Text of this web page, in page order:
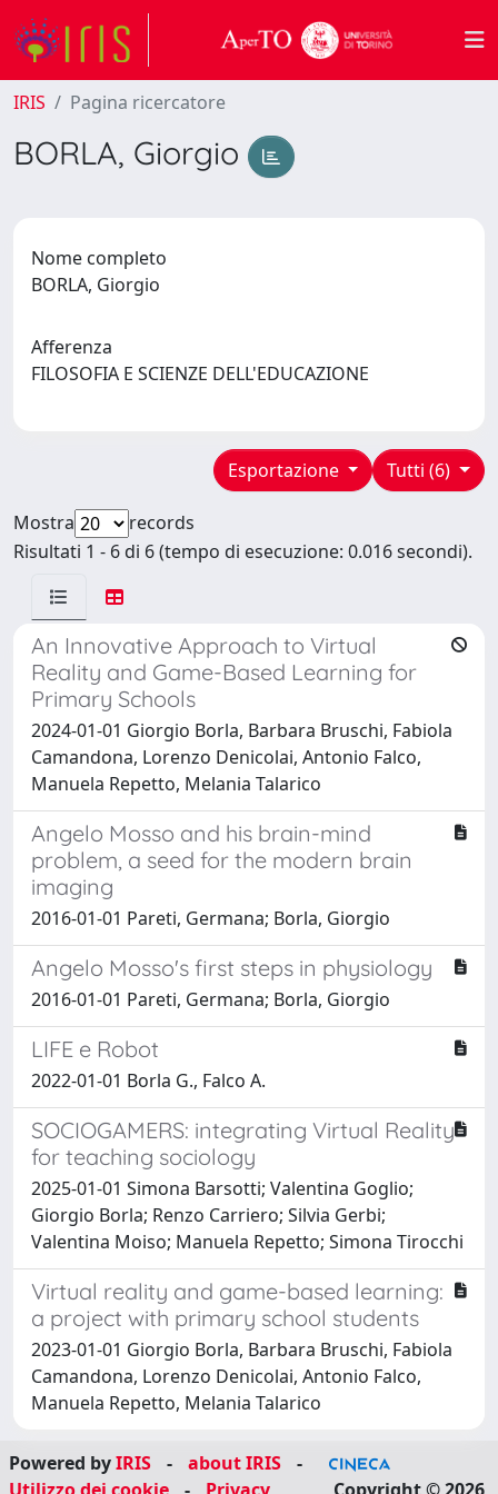
IRIS Pagina ricercatore
BORLA, Giorgio
Nome completo
BORLA, Giorgio
Afferenza
FILOSOFIA E SCIENZE DELL'EDUCAZIONE
Tutti (6)
Esportazione
Mostra
records
Risultati 1 - 6 di 6 (tempo di esecuzione: 0.016 secondi).
An Innovative Approach to Virtual
Reality and Game-Based Learning for
Primary Schools
2024-01-01 Giorgio Borla, Barbara Bruschi, Fabiola
Camandona, Lorenzo Denicolai, Antonio Falco,
Manuela Repetto, Melania Talarico
Angelo Mosso and his brain-mind
problem, a seed for the modern brain
imaging
2016-01-01 Pareti, Germana; Borla, Giorgio
Angelo Mosso's first steps in physiology
2016-01-01 Pareti, Germana; Borla, Giorgio
LIFE e Robot
2022-01-01 Borla G., Falco A.
SOCIOGAMERS: integrating Virtual Reality
for teaching sociology
2025-01-01 Simona Barsotti; Valentina Goglio;
Giorgio Borla; Renzo Carriero; Silvia Gerbi;
Valentina Moiso; Manuela Repetto; Simona Tirocchi
Virtual reality and game-based learning:
a project with primary school students
2023-01-01 Giorgio Borla, Barbara Bruschi, Fabiola
Camandona, Lorenzo Denicolai, Antonio Falco,
Manuela Repetto, Melania Talarico
Powered byIRIS - about IRIS
-